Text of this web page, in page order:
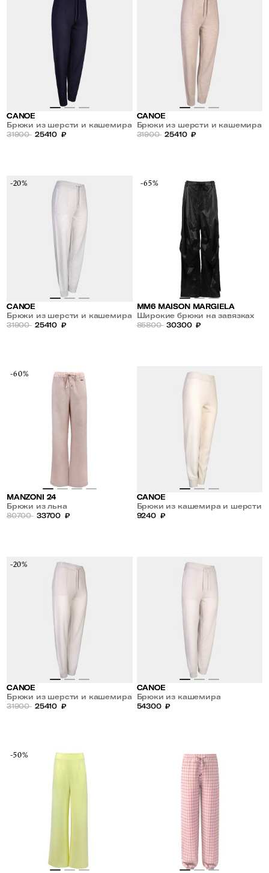
CANOE
Брюки из шерсти и кашемира
31900 25410 ₽
CANOE
Брюки из шерсти и кашемира
31900 25410 ₽
-20%
CANOE
Брюки из шерсти и кашемира
31900 25410 ₽
-65%
MM6 MAISON MARGIELA
Широкие брюки на завязках
из экокожи
85800 30300 ₽
-60%
MANZONI 24
Брюки из льна
80700 33700 ₽
CANOE
Брюки из кашемира и шерсти
9240 ₽
-20%
CANOE
Брюки из шерсти и кашемира
31900 25410 ₽
CANOE
Брюки из кашемира
54300 ₽
-50%